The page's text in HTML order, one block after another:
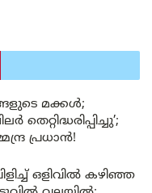
മക്കൾ;
പ്രധാൻ!
ഒളിവിൽ കഴിഞ്ഞ